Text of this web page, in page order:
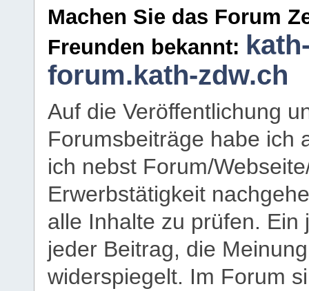
Machen Sie das Forum
Freunden bekannt:
forum.kath-zdw.ch
Auf die Veröffentlichung
Forumsbeiträge habe ich
ich nebst Forum/
Erwerbstätigkeit
alle Inhalte zu prüfen.
jeder Beitrag, die
widerspiegelt. Im Forum